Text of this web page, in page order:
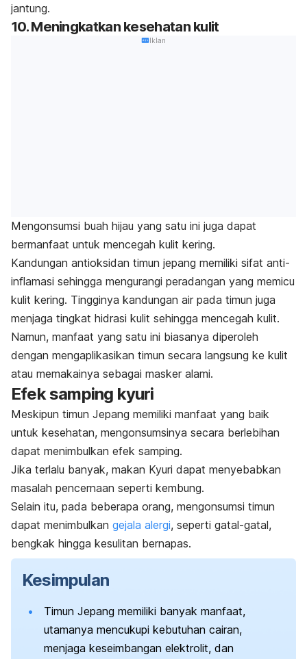
jantung.
10. Meningkatkan kesehatan kulit
Iklan
Mengonsumsi buah hijau yang satu ini juga dapat
bermanfaat untuk mencegah kulit kering.
Kandungan antioksidan timun jepang memiliki sifat anti-
inflamasi sehingga mengurangi peradangan yang memicu
kulit kering. Tingginya kandungan air pada timun juga
menjaga tingkat hidrasi kulit sehingga mencegah kulit.
Namun, manfaat yang satu ini biasanya diperoleh
dengan mengaplikasikan timun secara langsung ke kulit
atau memakainya sebagai masker alami.
Efek samping kyuri
Meskipun timun Jepang memiliki manfaat yang baik
untuk kesehatan, mengonsumsinya secara berlebihan
dapat menimbulkan efek samping.
Jika terlalu banyak, makan Kyuri dapat menyebabkan
masalah pencernaan seperti kembung.
Selain itu, pada beberapa orang, mengonsumsi timun
dapat menimbulkan gejala alergi, seperti gatal-gatal,
bengkak hingga kesulitan bernapas.
Kesimpulan
Timun Jepang memiliki banyak manfaat,
utamanya mencukupi kebutuhan cairan,
menjaga keseimbangan elektrolit, dan